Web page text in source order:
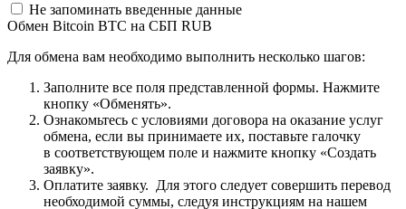
Не запоминать введенные данные
Обмен Bitcoin BTC на СБП RUB
Для обмена вам необходимо выполнить несколько шагов:
Заполните все поля представленной формы. Нажмите
кнопку «Обменять».
Ознакомьтесь с условиями договора на оказание услуг
обмена, если вы принимаете их, поставьте галочку
в соответствующем поле и нажмите кнопку «Создать
заявку».
Оплатите заявку. Для этого следует совершить перевод
необходимой суммы, следуя инструкциям на нашем